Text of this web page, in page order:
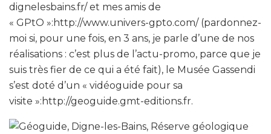
dignelesbains.fr/ et mes amis de
« GPtO »:http://www.univers-gpto.com/ (pardonnez-
moi si, pour une fois, en 3 ans, je parle d’une de nos
réalisations : c’est plus de l’actu-promo, parce que je
suis très fier de ce qui a été fait), le Musée Gassendi
s’est doté d’un « vidéoguide pour sa
visite »:http://geoguide.gmt-editions.fr.